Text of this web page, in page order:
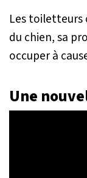
Les toiletteurs
du chien, sa
occuper à
Une